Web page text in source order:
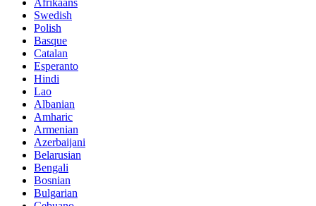
Afrikaans
Swedish
Polish
Basque
Catalan
Esperanto
Hindi
Lao
Albanian
Amharic
Armenian
Azerbaijani
Belarusian
Bengali
Bosnian
Bulgarian